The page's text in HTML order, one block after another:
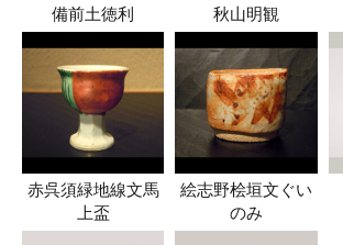
備前土徳利 秋山明観
赤呉須緑地線文馬
上盃
絵志野桧垣文ぐい
のみ